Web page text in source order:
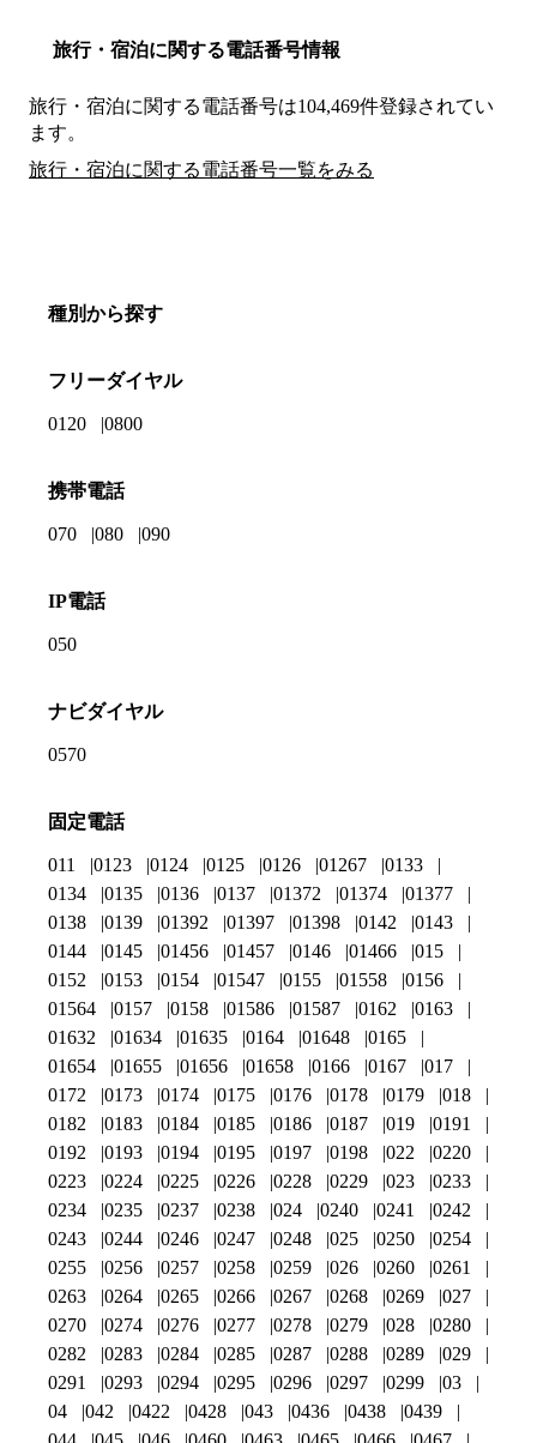
旅行・宿泊に関する電話番号情報
旅行・宿泊に関する電話番号は104,469件登録されてい
ます。
旅行・宿泊に関する電話番号一覧をみる
種別から探す
フリーダイヤル
0120 0800
携帯電話
070 080 090
IP電話
050
ナビダイヤル
0570
固定電話
011 0123 0124 0125 0126 01267
0133
0134
0135 0136 0137 01372 01374
01377
0138
0139 01392 01397 01398 0142
0143
0144
0145 01456 01457 0146 01466
015
0152
0153 0154 01547 0155 01558
0156
01564
0157 0158 01586 01587 0162
0163
01632
01634 01635 0164 01648
0165
01654
01655 01656 01658 0166 0167
017
0172
0173 0174 0175 0176 0178 0179
018
0182
0183 0184 0185 0186 0187 019
0191
0192
0193 0194 0195 0197 0198 022
0220
0223
0224 0225 0226 0228 0229 023
0233
0234
0235 0237 0238 024 0240 0241
0242
0243
0244 0246 0247 0248 025 0250
0254
0255
0256 0257 0258 0259 026 0260
0261
0263
0264 0265 0266 0267 0268 0269
027
0270
0274 0276 0277 0278 0279 028
0280
0282
0283 0284 0285 0287 0288 0289
029
0291
0293 0294 0295 0296 0297 0299
03
04
042 0422 0428 043 0436 0438
0439